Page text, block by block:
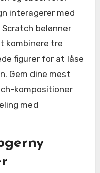
interagerer med
belønner
kombinere tre
figurer for at låse
Gem dine mest
kompositioner
med